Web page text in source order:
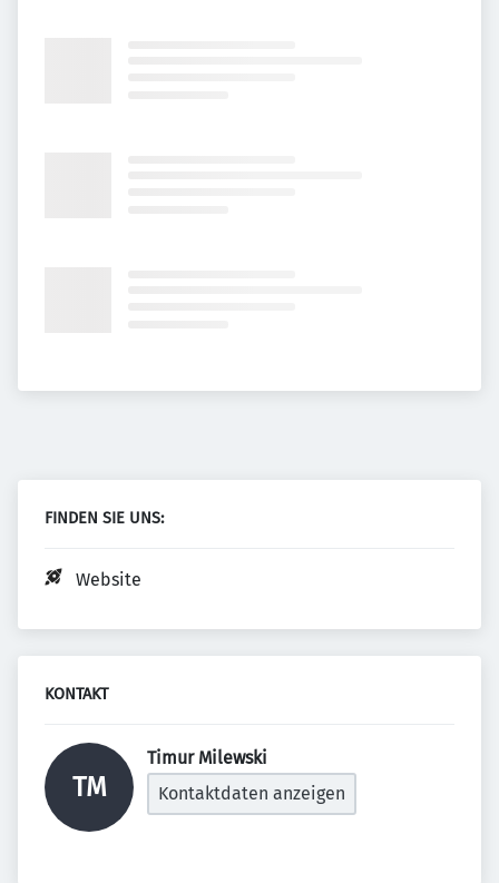
FINDEN SIE UNS:
Website
KONTAKT
TM
Timur Milewski
Kontaktdaten anzeigen